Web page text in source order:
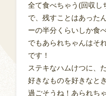
全て食べちゃう(回収し
で、残すことはあった
ーの半分くらいしか食
でもあられちゃんはそ
です！
ステキなハムけつに、
好きなものを好きなと
過ごそうね！あられち